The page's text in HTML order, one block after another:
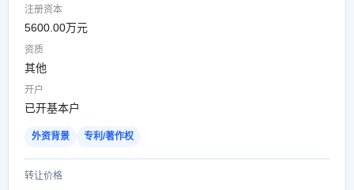
注册资本
5600.00万元
资质
其他
开户
已开基本户
外资背景 专利/著作权
转让价格